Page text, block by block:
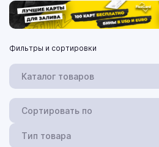
Фильтры и сортировки
Каталог товаров
Сортировать по
Тип товара